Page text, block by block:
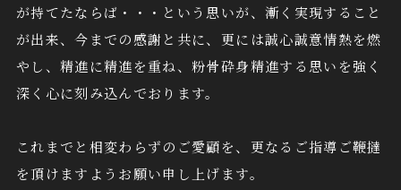
が持てたならば・・・という思いが、漸く実現すること
が出来、今までの感謝と共に、更には誠心誠意情熱を燃
やし、精進に精進を重ね、粉骨砕身精進する思いを強く
深く心に刻み込んでおります。
これまでと相変わらずのご愛顧を、更なるご指導ご鞭撻
を頂けますようお願い申し上げます。